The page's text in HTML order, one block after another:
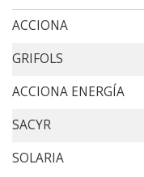
ACCIONA
GRIFOLS
ACCIONA ENERGÍA
SACYR
SOLARIA